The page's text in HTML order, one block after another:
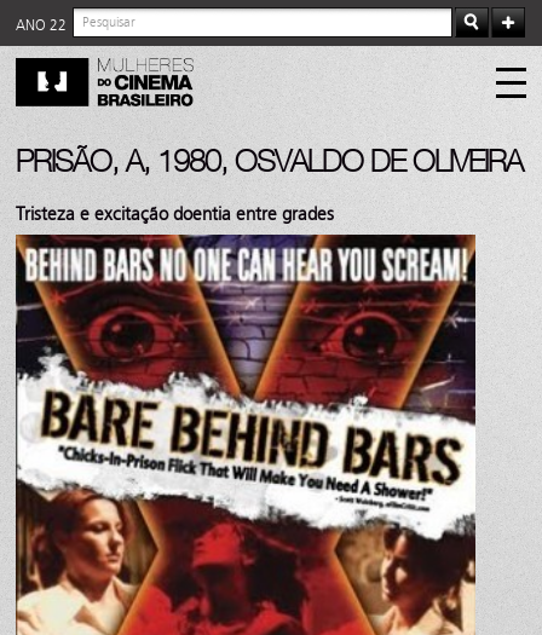
ANO 22
PRISÃO, A, 1980, OSVALDO DE OLIVEIRA
Tristeza e excitação doentia entre grades